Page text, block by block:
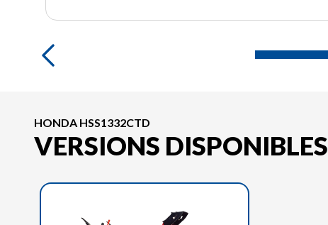
HONDA HSS1332CTD
VERSIONS DISPONIBLES